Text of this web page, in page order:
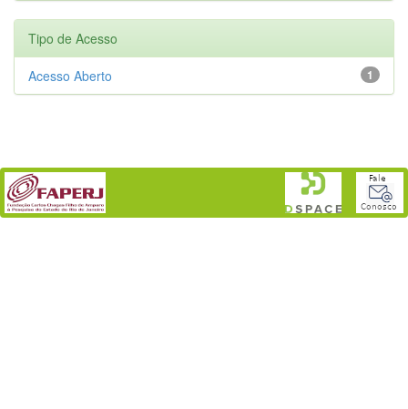
Tipo de Acesso
1
Acesso Aberto